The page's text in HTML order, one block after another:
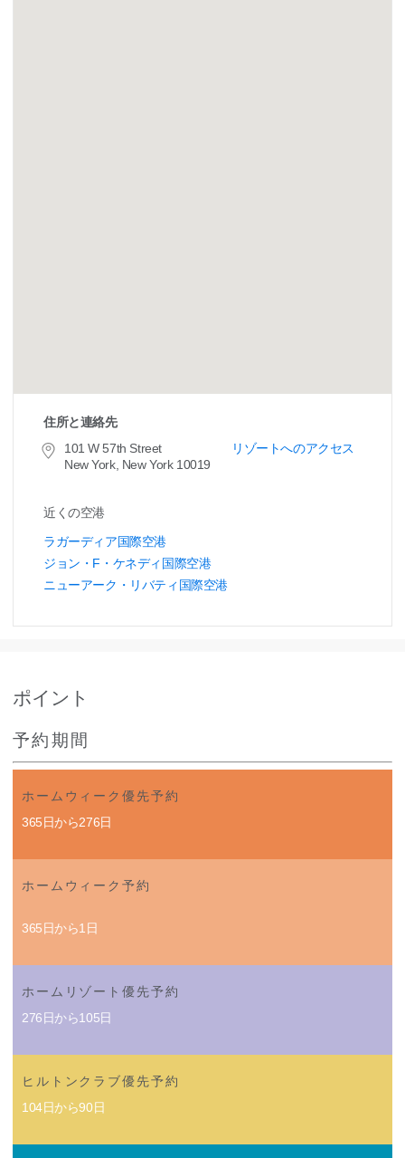
住所と連絡先
リゾートへのアクセス
101 W 57th Street
New York, New York 10019
近くの空港
ラガーディア国際空港
ジョン・F・ケネディ国際空港
ニューアーク・リバティ国際空港
ポイント
予約期間
ホームウィーク優先予約
365日から276日
ホームウィーク予約
365日から1日
ホームリゾート優先予約
276日から105日
ヒルトンクラブ優先予約
104日から90日